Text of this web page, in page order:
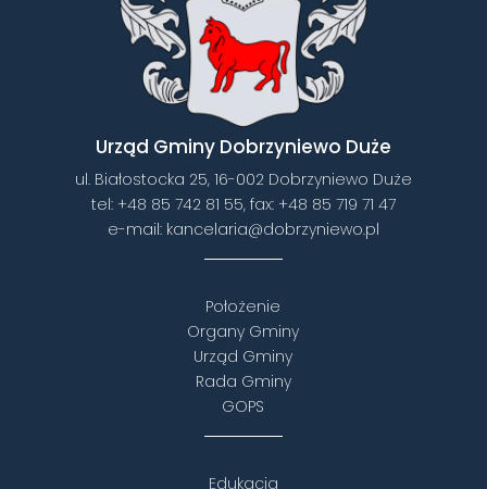
Urząd Gminy Dobrzyniewo Duże
ul. Białostocka 25, 16-002 Dobrzyniewo Duże
tel: +48 85 742 81 55, fax: +48 85 719 71 47
e-mail: kancelaria@dobrzyniewo.pl
Położenie
Organy Gminy
Urząd Gminy
Rada Gminy
GOPS
Edukacja